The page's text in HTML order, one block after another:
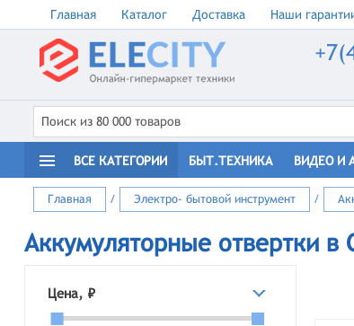
Главная Каталог Доставка Наши
ВСЕ КАТЕГОРИИ БЫТ.ТЕХНИКА ВИДЕО И
Главная / Электро- бытовой инструмент /
Аккумуляторные отвертки в
Цена, ₽